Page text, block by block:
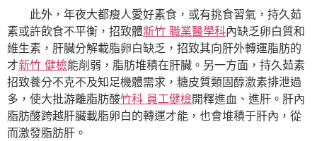
此外，年夜大都瘦人愛好素食，或有挑食習氣，持久茹
素或許飲食不平衡，招致體新竹 職業醫學科內缺乏卵白質和
維生素，肝臟分解載脂卵白缺乏，招致其向肝外轉運脂肪的
才新竹 健檢能削弱，脂肪堆積在肝臟。另一方面，持久茹素
招致養分不克不及知足機體需求，糖皮質類固醇激素排泄過
多，使大批游離脂肪酸竹科 員工健檢開釋進血、進肝。肝內
脂肪酸跨越肝臟載脂卵白的轉運才能，也會堆積于肝內，從
而激發脂肪肝。